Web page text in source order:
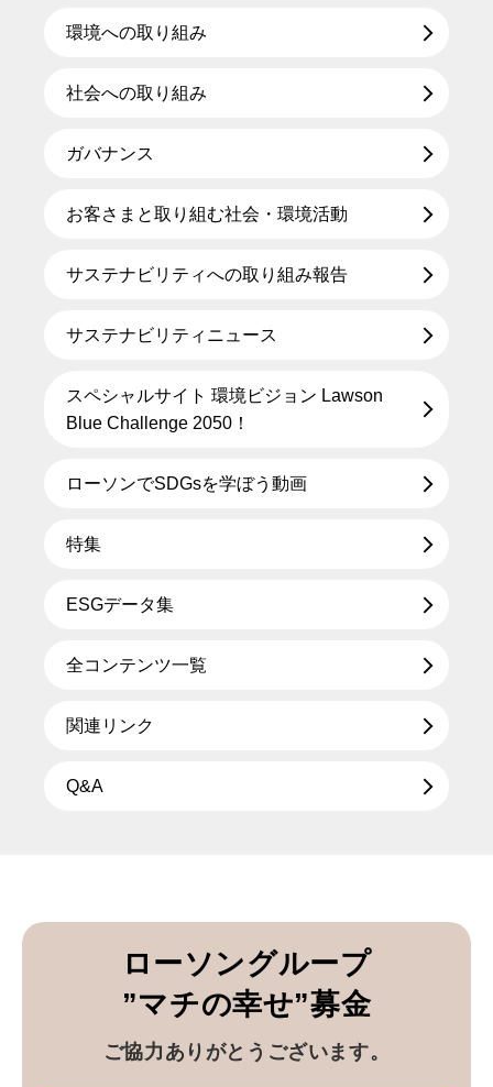
環境への取り組み
社会への取り組み
ガバナンス
お客さまと取り組む社会・環境活動
サステナビリティへの取り組み報告
サステナビリティニュース
スペシャルサイト 環境ビジョン Lawson
Blue Challenge 2050！
ローソンでSDGsを学ぼう動画
特集
ESGデータ集
全コンテンツ一覧
関連リンク
Q&A
ローソングループ
”マチの幸せ”募金
ご協力ありがとうございます。